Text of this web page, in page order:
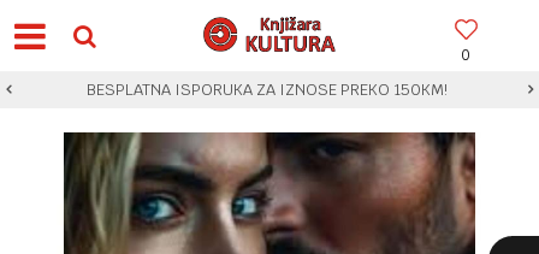
0
BESPLATNA ISPORUKA ZA IZNOSE PREKO 150KM!